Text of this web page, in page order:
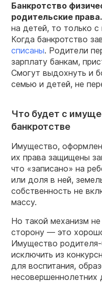
Банкротство
родительские права.
на детей, то только
Когда банкротство
списаны. Родители
зарплату банкам,
Смогут выдохнуть и
семью и детей, не
Что будет с
банкротстве
Имущество,
их права защищены
что «записано» на
или доля в ней,
собственность не
массу.
Но такой механизм
сторону — это
Имущество родителя-
исключить из
для воспитания,
несовершеннолетних